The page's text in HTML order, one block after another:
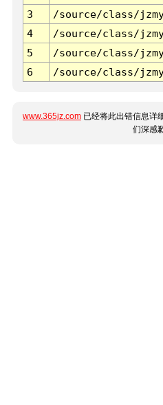
3 /source/class/
4
/source/class/
5
/source/class/
6
/source/class/
www.365jz.com 已经将此出错信息详
们深感